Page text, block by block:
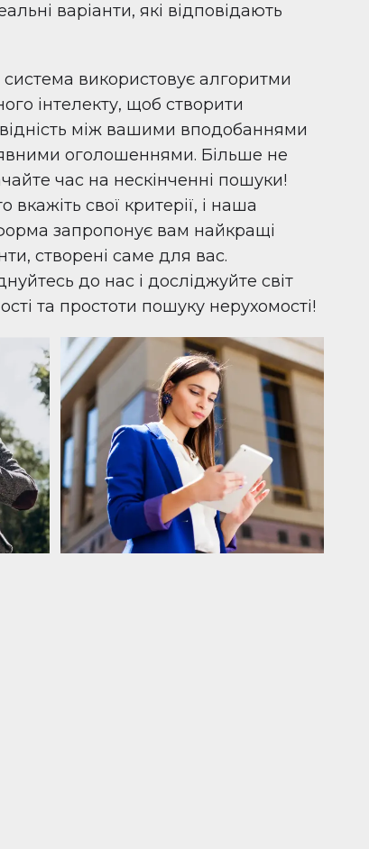
варіанти, які відповідають
використовує алгоритми
інтелекту, щоб створити
між вашими вподобаннями
оголошеннями. Більше не
час на нескінченні пошуки!
вкажіть свої критерії, і наша
запропонує вам найкращі
створені саме для вас.
до нас і досліджуйте світ
та простоти пошуку нерухомості!